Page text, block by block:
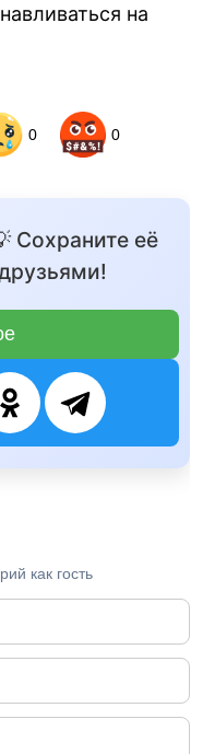
на
0 0
Сохраните её
как гость